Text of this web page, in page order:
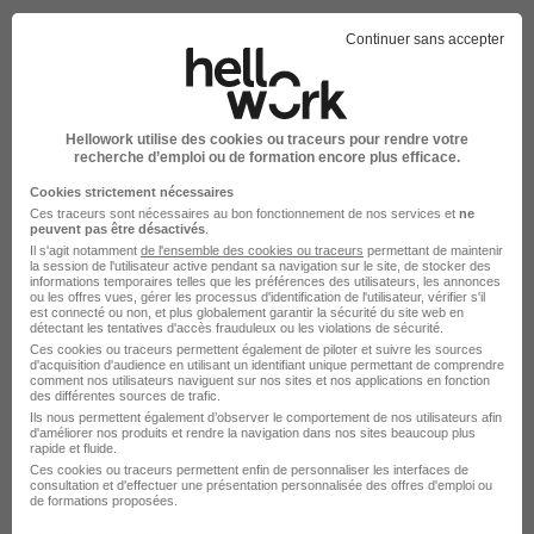
16 de plus
La carte
Rue la Moricerie
49260 Brézé
Continuer sans accepter
Hellowork utilise des cookies ou traceurs pour rendre votre
recherche d’emploi ou de formation encore plus efficace.
Cookies strictement nécessaires
Ces traceurs sont nécessaires au bon fonctionnement de nos services et ne
peuvent pas être désactivés
Il s'agit notamment de l'ensemble des cookies ou traceurs permettant de maintenir
la session de l'utilisateur active pendant sa navigation sur le site, de stocker des
informations temporaires telles que les préférences des utilisateurs, les annonces
ou les offres vues, gérer les processus d'identification de l'utilisateur, vérifier s'il
est connecté ou non, et plus globalement garantir la sécurité du site web en
détectant les tentatives d'accès frauduleux ou les violations de sécurité.
Ces cookies ou traceurs permettent également de piloter et suivre les sources
d'acquisition d'audience en utilisant un identifiant unique permettant de comprendre
comment nos utilisateurs naviguent sur nos sites et nos applications en fonction
des différentes sources de trafic.
Ils nous permettent également d’observer le comportement de nos utilisateurs afin
d'améliorer nos produits et rendre la navigation dans nos sites beaucoup plus
rapide et fluide.
Ces cookies ou traceurs permettent enfin de personnaliser les interfaces de
consultation et d'effectuer une présentation personnalisée des offres d'emploi ou
de formations proposées.